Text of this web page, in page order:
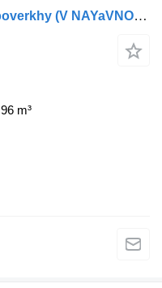
Pezzaioli SBA63 "maialino" 3 poverkhy (V NAYaVNOSTI v Ukraini))
96 m³